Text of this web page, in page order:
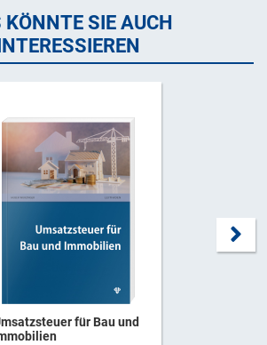
KÖNNTE SIE AUCH
INTERESSIEREN
für Bau und